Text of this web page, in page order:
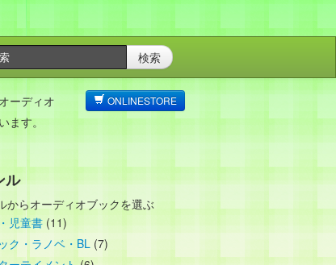
検索
ーディオ
す。
ONLINESTORE
ル
からオーディオブックを選ぶ
児童書 (11)
ク・ラノベ・BL (7)